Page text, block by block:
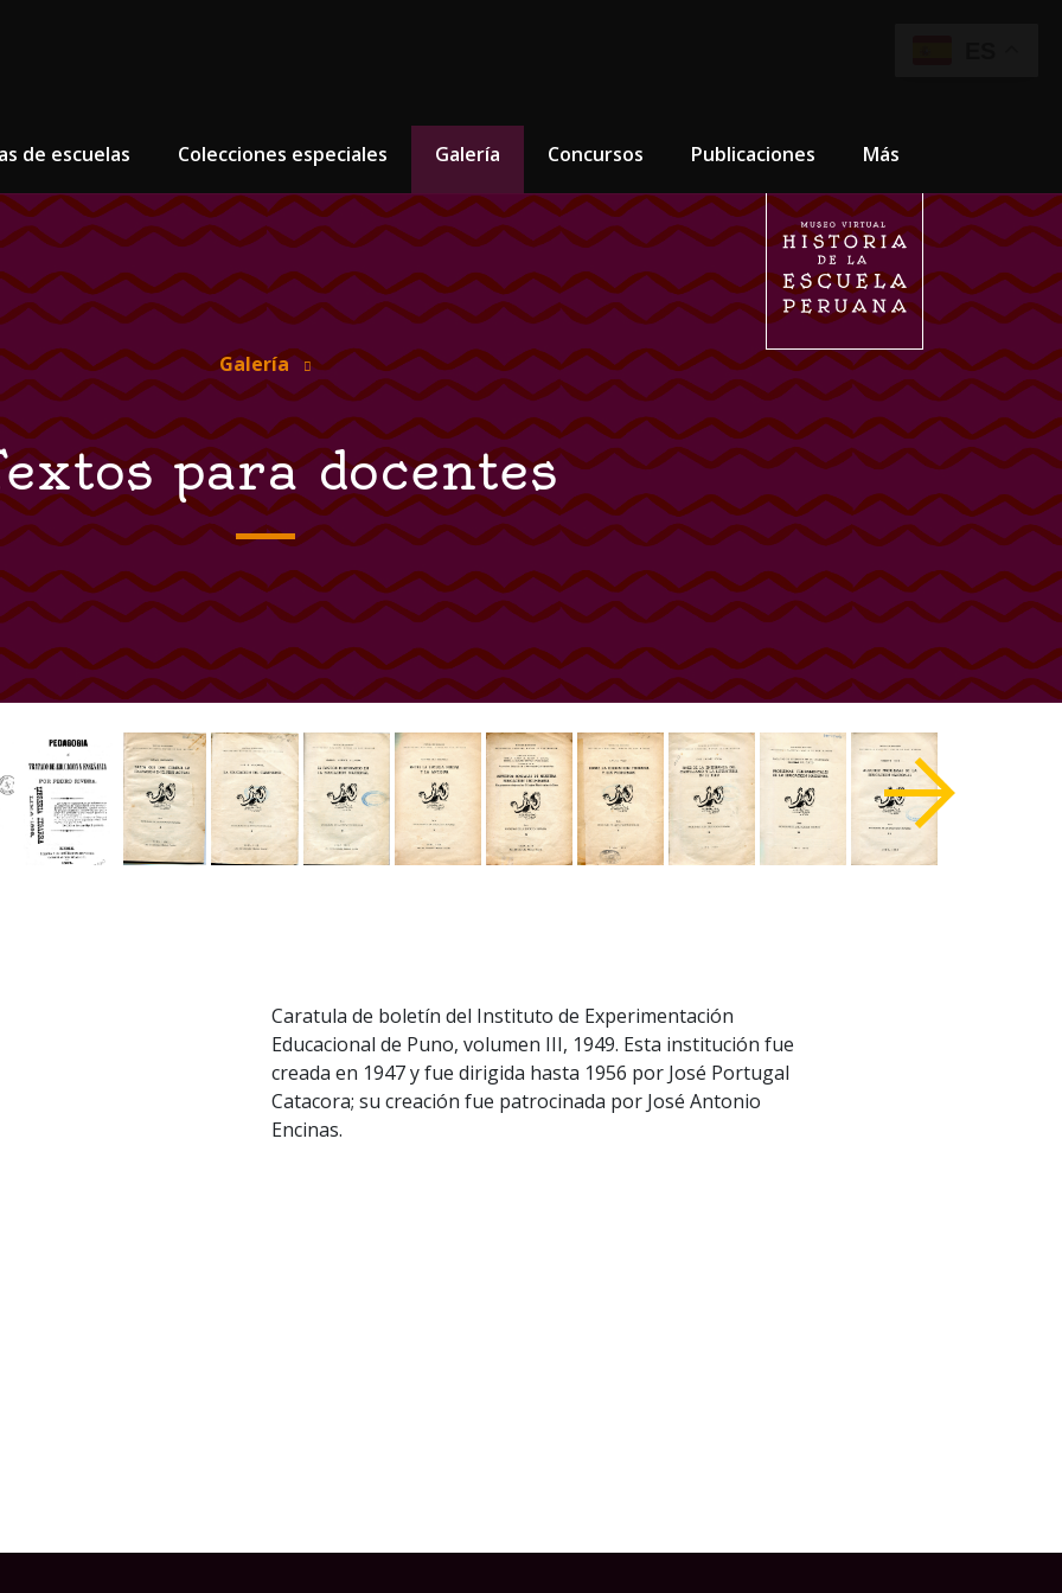
de escuelas Colecciones especiales Galería Concursos Publicaciones Más
Galería
para docentes
Caratula de boletín del Instituto de Experimentación
Educacional de Puno, volumen III, 1949. Esta institución fue
creada en 1947 y fue dirigida hasta 1956 por José Portugal
Catacora; su creación fue patrocinada por José Antonio
Encinas.